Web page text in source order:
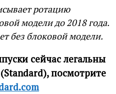
ротацию
модели до 2018 года.
без блоковой модели.
сейчас легальны
посмотрите